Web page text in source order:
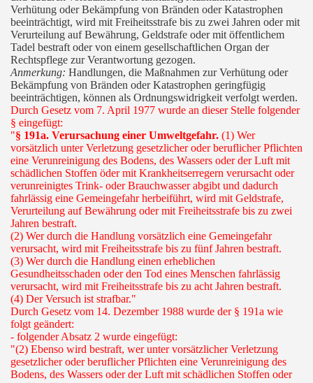
Verhütung oder Bekämpfung von Bränden oder Katastrophen
beeinträchtigt, wird mit Freiheitsstrafe bis zu zwei Jahren oder mit
Verurteilung auf Bewährung, Geldstrafe oder mit öffentlichem
Tadel bestraft oder von einem gesellschaftlichen Organ der
Rechtspflege zur Verantwortung gezogen.
Anmerkung: Handlungen, die Maßnahmen zur Verhütung oder
Bekämpfung von Bränden oder Katastrophen geringfügig
beeinträchtigen, können als Ordnungswidrigkeit verfolgt werden.
Durch Gesetz vom 7. April 1977 wurde an dieser Stelle folgender
§ eingefügt:
"§ 191a. Verursachung einer Umweltgefahr. (1) Wer
vorsätzlich unter Verletzung gesetzlicher oder beruflicher Pflichten
eine Verunreinigung des Bodens, des Wassers oder der Luft mit
schädlichen Stoffen öder mit Krankheitserregern verursacht oder
verunreinigtes Trink- oder Brauchwasser abgibt und dadurch
fahrlässig eine Gemeingefahr herbeiführt, wird mit Geldstrafe,
Verurteilung auf Bewährung oder mit Freiheitsstrafe bis zu zwei
Jahren bestraft.
(2) Wer durch die Handlung vorsätzlich eine Gemeingefahr
verursacht, wird mit Freiheitsstrafe bis zu fünf Jahren bestraft.
(3) Wer durch die Handlung einen erheblichen
Gesundheitsschaden oder den Tod eines Menschen fahrlässig
verursacht, wird mit Freiheitsstrafe bis zu acht Jahren bestraft.
(4) Der Versuch ist strafbar."
Durch Gesetz vom 14. Dezember 1988 wurde der § 191a wie
folgt geändert:
- folgender Absatz 2 wurde eingefügt:
"(2) Ebenso wird bestraft, wer unter vorsätzlicher Verletzung
gesetzlicher oder beruflicher Pflichten eine Verunreinigung des
Bodens, des Wassers oder der Luft mit schädlichen Stoffen oder